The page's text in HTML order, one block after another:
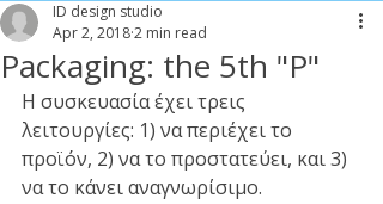
Packaging: the 5th "P"
ID design studio
Apr 2, 20182 min read
Η συσκευασία έχει τρεις
λειτουργίες: 1) να περιέχει το
προϊόν, 2) να το προστατεύει, και 3)
να το κάνει αναγνωρίσιμο.